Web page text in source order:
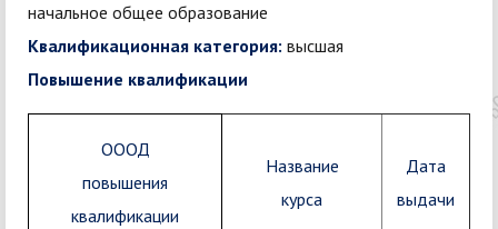
начальное общее образование
Квалификационная категория: высшая
Повышение квалификации
ОООД
повышения
квалификации
Название
курса
Дата
выдачи